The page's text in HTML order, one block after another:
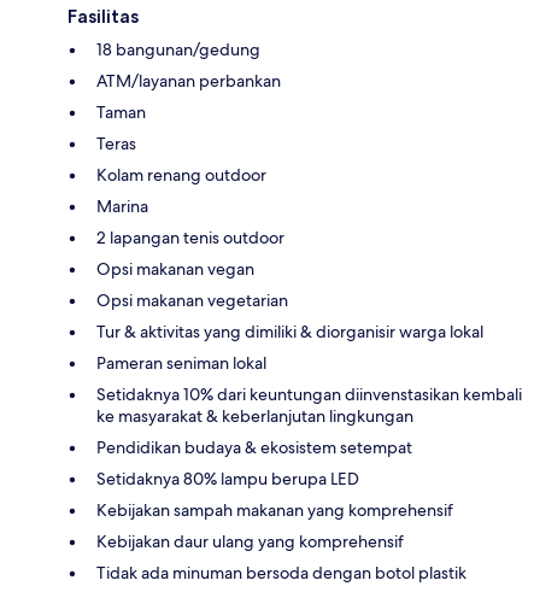
Fasilitas
18 bangunan/gedung
ATM/layanan perbankan
Taman
Teras
Kolam renang outdoor
Marina
2 lapangan tenis outdoor
Opsi makanan vegan
Opsi makanan vegetarian
Tur & aktivitas yang dimiliki & diorganisir warga lokal
Pameran seniman lokal
Setidaknya 10% dari keuntungan diinvenstasikan kembali
ke masyarakat & keberlanjutan lingkungan
Pendidikan budaya & ekosistem setempat
Setidaknya 80% lampu berupa LED
Kebijakan sampah makanan yang komprehensif
Kebijakan daur ulang yang komprehensif
Tidak ada minuman bersoda dengan botol plastik